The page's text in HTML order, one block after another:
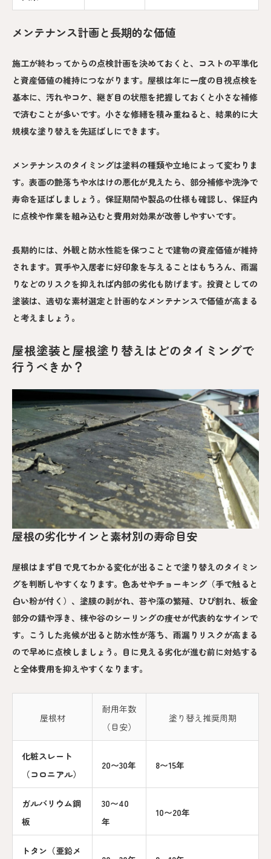
メンテナンス計画と長期的な価値
施工が終わってからの点検計画を決めておくと、コストの平準化
と資産価値の維持につながります。屋根は年に一度の目視点検を
基本に、汚れやコケ、継ぎ目の状態を把握しておくと小さな補修
で済むことが多いです。小さな修繕を積み重ねると、結果的に大
規模な塗り替えを先延ばしにできます。
メンテナンスのタイミングは塗料の種類や立地によって変わりま
す。表面の艶落ちや水はけの悪化が見えたら、部分補修や洗浄で
寿命を延ばしましょう。保証期間や製品の仕様も確認し、保証内
に点検や作業を組み込むと費用対効果が改善しやすいです。
長期的には、外観と防水性能を保つことで建物の資産価値が維持
されます。買手や入居者に好印象を与えることはもちろん、雨漏
りなどのリスクを抑えれば内部の劣化も防げます。投資としての
塗装は、適切な素材選定と計画的なメンテナンスで価値が高まる
と考えましょう。
屋根塗装と屋根塗り替えはどのタイミングで
行うべきか？
屋根の劣化サインと素材別の寿命目安
屋根はまず目で見てわかる変化が出ることで塗り替えのタイミン
グを判断しやすくなります。色あせやチョーキング（手で触ると
白い粉が付く）、塗膜の剥がれ、苔や藻の繁殖、ひび割れ、板金
部分の錆や浮き、棟や谷のシーリングの痩せが代表的なサインで
す。こうした兆候が出ると防水性が落ち、雨漏りリスクが高まる
ので早めに点検しましょう。目に見える劣化が進む前に対処する
と全体費用を抑えやすくなります。
屋根材
耐用年数
（目安）
塗り替え推奨周期
化粧スレート
（コロニアル）
20〜30年 8〜15年
ガルバリウム鋼
板
30〜40
年
10〜20年
トタン（亜鉛メ